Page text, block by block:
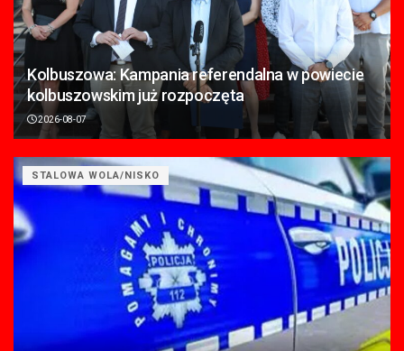
Kolbuszowa: Kampania referendalna w powiecie
kolbuszowskim już rozpoczęta
2026-08-07
STALOWA WOLA/NISKO